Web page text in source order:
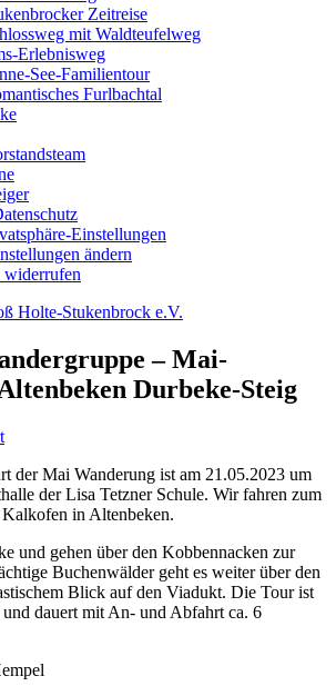
Zeitreise
mit Waldteufelweg
Erlebnisweg
See-Familientour
Furlbachtal
Einstellungen
ändern
– Mai-
Durbeke-Steig
der Mai Wanderung ist am 21.05.2023 um
der Lisa Tetzner Schule. Wir fahren zum
in Altenbeken.
und gehen über den Kobbennacken zur
Buchenwälder geht es weiter über den
Blick auf den Viadukt. Die Tour ist
dauert mit An- und Abfahrt ca. 6